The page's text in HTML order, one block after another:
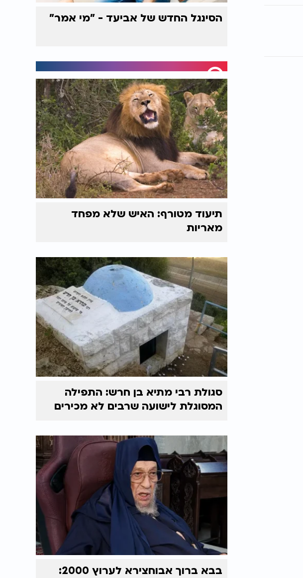
הסינגל החדש של אביעד - "מי אמר"
תיעוד מטורף: האיש שלא מפחד
מאריות
סגולת רבי מתיא בן חרש: התפילה
המסוגלת לישועה שרבים לא מכירים
בבא ברוך אבוחצירא לערוץ 2000: